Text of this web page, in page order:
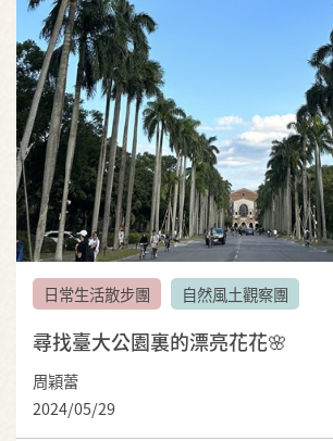
日常生活散步團 自然風土觀察團
尋找臺大公園裏的漂亮花花🌸
周穎蕾
2024/05/29